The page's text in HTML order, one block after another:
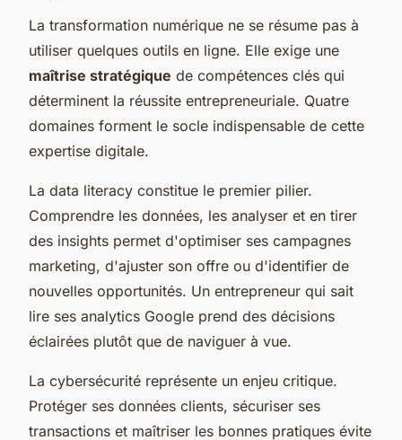
La transformation numérique ne se résume pas à
utiliser quelques outils en ligne. Elle exige une
maîtrise stratégique de compétences clés qui
déterminent la réussite entrepreneuriale. Quatre
domaines forment le socle indispensable de cette
expertise digitale.
La data literacy constitue le premier pilier.
Comprendre les données, les analyser et en tirer
des insights permet d'optimiser ses campagnes
marketing, d'ajuster son offre ou d'identifier de
nouvelles opportunités. Un entrepreneur qui sait
lire ses analytics Google prend des décisions
éclairées plutôt que de naviguer à vue.
La cybersécurité représente un enjeu critique.
Protéger ses données clients, sécuriser ses
transactions et maîtriser les bonnes pratiques évite